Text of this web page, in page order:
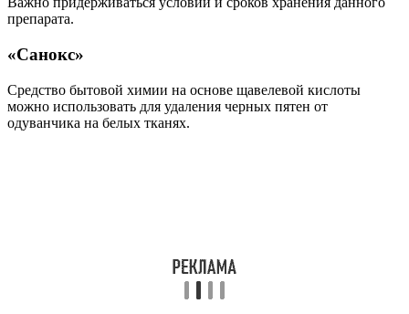
препарата.
«Санокс»
Средство бытовой химии на основе щавелевой кислоты
можно использовать для удаления черных пятен от
одуванчика на белых тканях.